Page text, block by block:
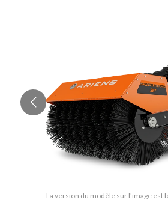
La version du modèle sur l'image est